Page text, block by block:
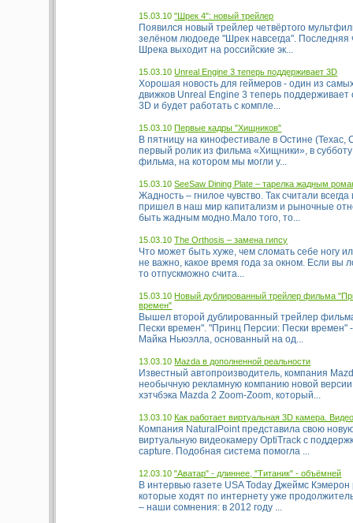
15.03.10"Шрек 4": новый трейлер
Появился новый трейлер четвёртого
зелёном людоеде "Шрек навсегда".
Шрека выходит на российские эк...
15.03.10Unreal Engine 3 теперь поддерживает 3D
Хорошая новость для геймеров - один из
движков Unreal Engine 3 теперь поддерживает
3D и будет работать с компле...
15.03.10Первые кадры "Хищников"
В пятницу на кинофестивале в Остине
первый ролик из фильма «Хищники», в
фильма, на котором мы могли у...
15.03.10SeeSaw Dining Plate – тарелка жадным
Жадность – гнилое чувство. Так считали
пришел в наш мир капитализм и рыночные
быть жадным модно.Мало того, то...
15.03.10The Orthosis – замена гипсу
Что может быть хуже, чем сломать себе ногу
не важно, какое время года за окном. Если вы
то отпускможно счита...
15.03.10Новый дублированный трейлер фильма
времен"
Вышел второй дублированный трейлер
Пески времен". "Принц Персии: Пески времен"
Майка Ньюэлла, основанный на од...
13.03.10Mazda в дополненной реальности
Известный автопроизводитель, компания
необычную рекламную компанию новой
хэтчбэка Mazda 2 Zoom-Zoom, который...
13.03.10Как работает виртуальная 3D камера.
Компания NaturalPoint представила свою
виртуальную видеокамеру OptiTrack с
capture. Подобная система помогла ...
12.03.10"Аватар" - длиннее, "Титаник" - объёмней
В интервью газете USA Today Джеймс Кэмерон
которые ходят по интернету уже
– наши сомнения: в 2012 году ...